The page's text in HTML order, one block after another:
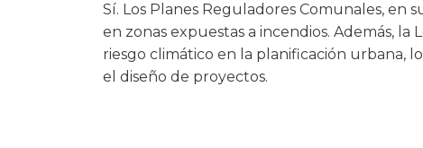
Sí. Los Planes Reguladores Comunales,
en zonas expuestas a incendios. Además,
riesgo climático en la planificación urbana,
el diseño de proyectos.